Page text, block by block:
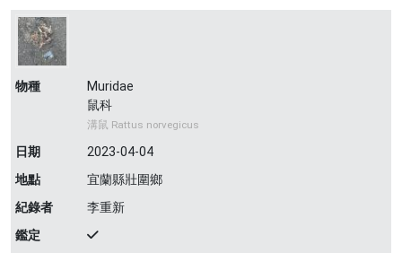
物種
Muridae
鼠科
溝鼠 Rattus norvegicus
日期
2023-04-04
地點
宜蘭縣壯圍鄉
紀錄者
李重新
鑑定